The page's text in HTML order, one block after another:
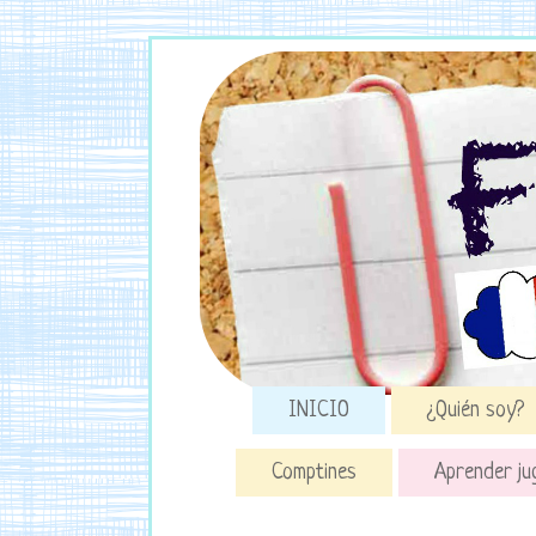
INICIO ¿Quién soy?
Comptines Aprender